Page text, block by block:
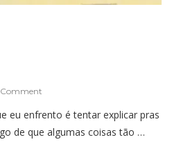
eu enfrento é tentar explicar pras
de que algumas coisas tão …